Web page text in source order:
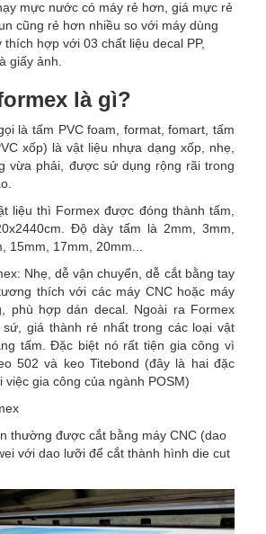
mực nước có máy rẻ hơn, giá mực rẻ
cũng rẻ hơn nhiều so với máy dùng
hợp với 03 chất liệu decal PP,
giấy ảnh.
là gì?
là tấm PVC foam, format, fomart, tấm
xốp) là vật liệu nhựa dạng xốp, nhẹ,
vừa phải, được sử dụng rộng rãi trong
liệu thì Formex được đóng thành tấm,
Độ dày tấm là 2mm, 3mm,
15mm, 17mm, 20mm...
Nhẹ, dễ vận chuyển, dễ cắt bằng tay
thích với các máy CNC hoặc máy
phù hợp dán decal. Ngoài ra Formex
giá thành rẻ nhất trong các loại vật
tấm. Đặc biệt nó rất tiện gia công vì
502 và keo Titebond (đây là hai đặc
gia công của ngành POSM)
thường được cắt bằng máy CNC (dao
với dao lưỡi để cắt thành hình die cut